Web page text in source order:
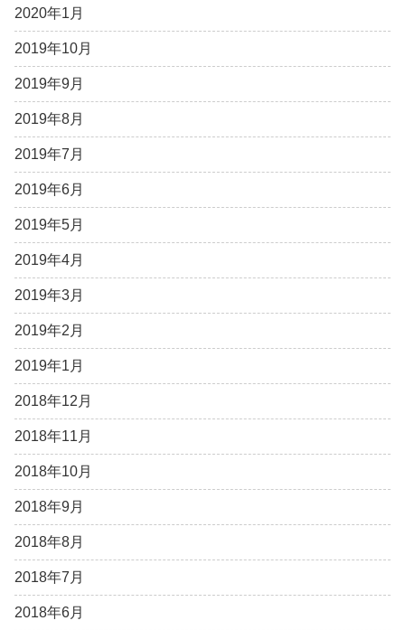
2020年1月
2019年10月
2019年9月
2019年8月
2019年7月
2019年6月
2019年5月
2019年4月
2019年3月
2019年2月
2019年1月
2018年12月
2018年11月
2018年10月
2018年9月
2018年8月
2018年7月
2018年6月